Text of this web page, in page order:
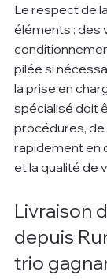
Le respect de
éléments : des
pilée si
la prise en
spécialisé doit
procédures,
rapidement en
et la qualité de
Livraison
depuis
trio